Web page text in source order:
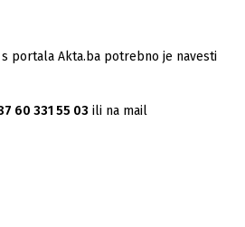
portala Akta.ba potrebno je navesti
60 331 55 03 ili na mail